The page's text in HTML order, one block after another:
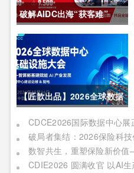
破解AIDC出海“获客难”
CDCE2026数据中心展
以“算电协同”重构全球算力
供应链
【匠歆出品】2026全球数据
中心基础设施大会首发｜院
士领衔，100+头部企业已确
认，500人齐聚上海